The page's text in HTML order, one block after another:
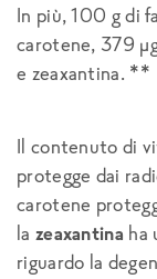
In più, 100 g di
carotene, 379
e zeaxantina. **
Il contenuto di
protegge dai
carotene
la zeaxantina ha
riguardo la